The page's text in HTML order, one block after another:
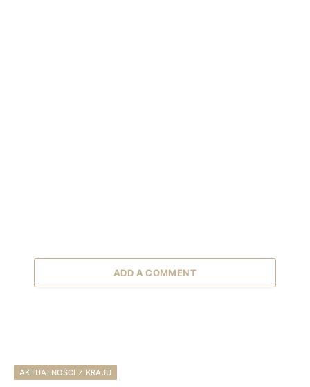
ADD A COMMENT
AKTUALNOŚCI Z KRAJU